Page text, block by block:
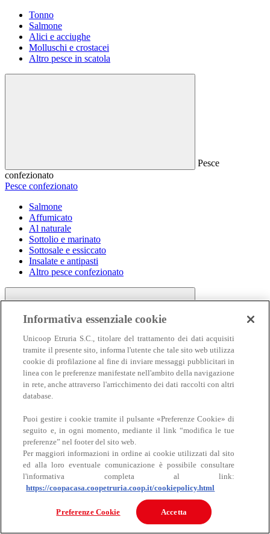
Tonno
Salmone
Alici e acciughe
Molluschi e crostacei
Altro pesce in scatola
Pesce
confezionato
Pesce confezionato
Salmone
Affumicato
Al naturale
Sottolio e marinato
Sottosale e essiccato
Insalate e antipasti
Altro pesce confezionato
Carne
Carne
Bovino
Informativa essenziale cookie
Unicoop Etruria S.C., titolare del trattamento dei dati acquisiti
tramite il presente sito, informa l'utente che tale sito web utilizza
cookie di profilazione al fine di inviare messaggi pubblicitari in
linea con le preferenze manifestate nell'ambito della navigazione
in rete, anche attraverso l'arricchimento dei dati raccolti con altri
database.
Puoi gestire i cookie tramite il pulsante «Preferenze Cookie» di
seguito e, in ogni momento, mediante il link “modifica le tue
preferenze” nel footer del sito web.
Per maggiori informazioni in ordine ai cookie utilizzati dal sito
ed alla loro eventuale comunicazione è possibile consultare
l'informativa completa al link:
https://coopacasa.coopetruria.coop.it/cookiepolicy.html
Preferenze Cookie Accetta